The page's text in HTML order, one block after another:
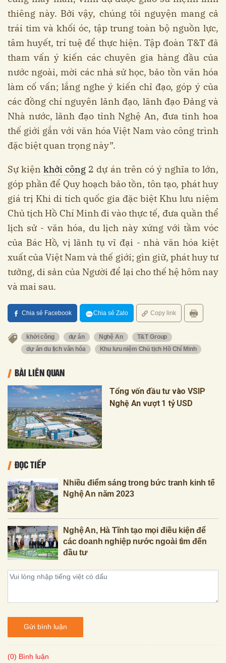
thiêng này. Bởi vậy, chúng tôi nguyện mang cả
trái tim và khối óc, tập trung toàn bộ nguồn lực,
tâm huyết, trí tuệ để thực hiện. Tập đoàn T&T đã
tham vấn ý kiến các chuyên gia hàng đầu của
nước ngoài, mời các nhà sử học, bảo tồn văn hóa
làm cố vấn; lắng nghe ý kiến chỉ đạo, góp ý của
các đồng chí nguyên lãnh đạo, lãnh đạo Đảng và
Nhà nước, lãnh đạo tỉnh Nghệ An, đưa tinh hoa
thế giới gắn với văn hóa Việt Nam vào công trình
đặc biệt quan trọng này”.
Sự kiệnkhởi công 2 dự án trên có ý nghĩa to lớn,
góp phần để Quy hoạch bảo tồn, tôn tạo, phát huy
giá trị Khi di tích quốc gia đặc biệt Khu lưu niệm
Chủ tịch Hồ Chí Minh đi vào thực tế, đưa quần thể
lịch sử - văn hóa, du lịch này xứng với tầm vóc
của Bác Hồ, vị lãnh tụ vĩ đại - nhà văn hóa kiệt
xuất của Việt Nam và thế giới; gìn giữ, phát huy tư
tưởng, di sản của Người để lại cho thế hệ hôm nay
và mai sau.
Chia sẻ Facebook Chia sẻ Zalo Copy link
khởi công dự án Nghệ An
T&T Group
dự án du lịch văn hóa
Khu lưu niệm Chủ tịch Hồ Chí Minh
BÀI LIÊN QUAN
Tổng vốn đầu tư vào VSIP
Nghệ An vượt 1 tỷ USD
ĐỌC TIẾP
Nhiều điểm sáng trong bức tranh kinh tế
Nghệ An năm 2023
Nghệ An, Hà Tĩnh tạo mọi điều kiện để
các doanh nghiệp nước ngoài tìm đến
đầu tư
Gửi bình luận
(0) Bình luận